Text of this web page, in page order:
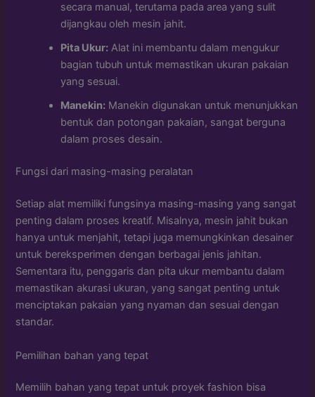
secara manual, terutama pada area yang sulit
dijangkau oleh mesin jahit.
Pita Ukur: Alat ini membantu dalam mengukur
bagian tubuh untuk memastikan ukuran pakaian
yang sesuai.
Manekin: Manekin digunakan untuk menunjukkan
bentuk dan potongan pakaian, sangat berguna
dalam proses desain.
Fungsi dari masing-masing peralatan
Setiap alat memiliki fungsinya masing-masing yang sangat
penting dalam proses kreatif. Misalnya, mesin jahit bukan
hanya untuk menjahit, tetapi juga memungkinkan desainer
untuk bereksperimen dengan berbagai jenis jahitan.
Sementara itu, penggaris dan pita ukur membantu dalam
memastikan akurasi ukuran, yang sangat penting untuk
menciptakan pakaian yang nyaman dan sesuai dengan
standar.
Pemilihan bahan yang tepat
Memilih bahan yang tepat untuk proyek fashion bisa